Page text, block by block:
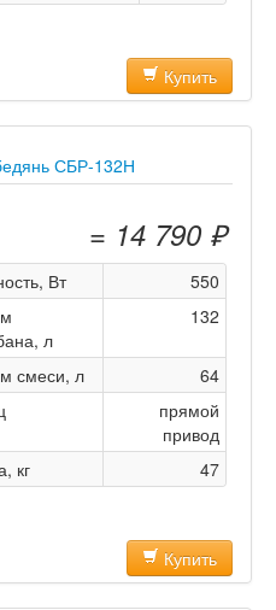
Купить
СБР-132Н
= 14 790 ₽
Вт
550
л
132
смеси, л
64
прямой
привод
кг
47
Купить